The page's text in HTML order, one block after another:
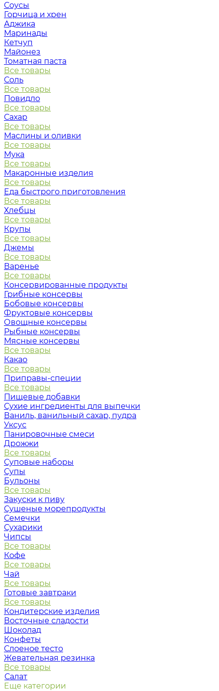
Соусы
Горчица и хрен
Аджика
Маринады
Кетчуп
Майонез
Томатная паста
Все товары
Соль
Все товары
Повидло
Все товары
Сахар
Все товары
Маслины и оливки
Все товары
Мука
Все товары
Макаронные изделия
Все товары
Еда быстрого приготовления
Все товары
Хлебцы
Все товары
Крупы
Все товары
Джемы
Все товары
Варенье
Все товары
Консервированные продукты
Грибные консервы
Бобовые консервы
Фруктовые консервы
Овощные консервы
Рыбные консервы
Мясные консервы
Все товары
Какао
Все товары
Приправы-специи
Все товары
Пищевые добавки
Сухие ингредиенты для выпечки
Ваниль, ванильный сахар, пудра
Уксус
Панировочные смеси
Дрожжи
Все товары
Суповые наборы
Супы
Бульоны
Все товары
Закуски к пиву
Сушеные морепродукты
Семечки
Сухарики
Чипсы
Все товары
Кофе
Все товары
Чай
Все товары
Готовые завтраки
Все товары
Кондитерские изделия
Восточные сладости
Шоколад
Конфеты
Слоеное тесто
Жевательная резинка
Все товары
Салат
Еще категории